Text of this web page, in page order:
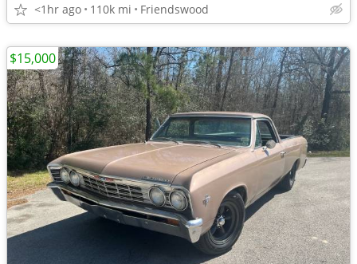
<1hr ago 110k mi Friendswood
$15,000